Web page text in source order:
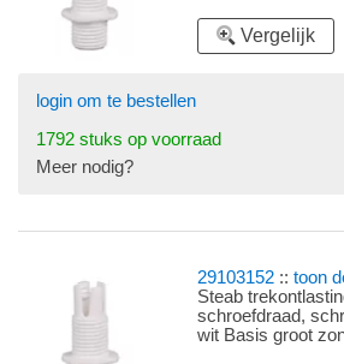
Vergelijk
login om te bestellen
1792 stuks op voorraad
Meer nodig?
29103152 ::toon
Steab
schroefdraad,
wit Basis groot